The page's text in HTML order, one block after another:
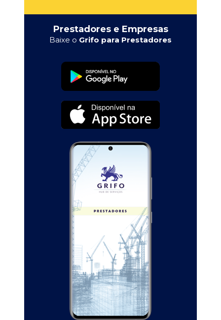
Prestadores e Empresas
Baixe o Grifo para Prestadores